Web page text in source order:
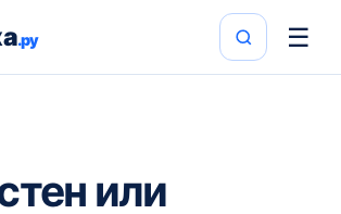
.ру ☰
или